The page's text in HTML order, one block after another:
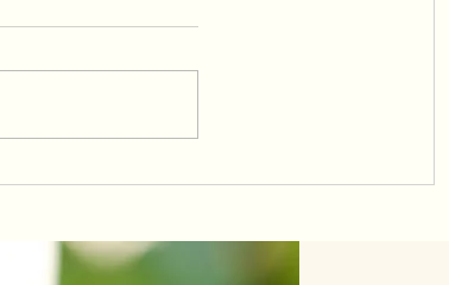
Indiferent cum ii zici...a face sec
atunci cand facem dragoste?? Ti-